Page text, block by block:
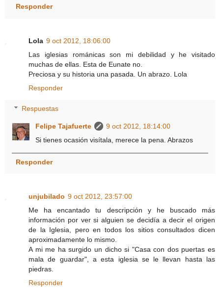
Responder
Lola 9 oct 2012, 18:06:00
Las iglesias románicas son mi debilidad y he visitado
muchas de ellas. Esta de Eunate no.
Preciosa y su historia una pasada. Un abrazo. Lola
Responder
Respuestas
Felipe Tajafuerte
9 oct 2012, 18:14:00
Si tienes ocasión visítala, merece la pena. Abrazos
Responder
unjubilado 9 oct 2012, 23:57:00
Me ha encantado tu descripción y he buscado más
información por ver si alguien se decidía a decir el origen
de la Iglesia, pero en todos los sitios consultados dicen
aproximadamente lo mismo.
A mi me ha surgido un dicho si "Casa con dos puertas es
mala de guardar", a esta iglesia se le llevan hasta las
piedras.
Responder